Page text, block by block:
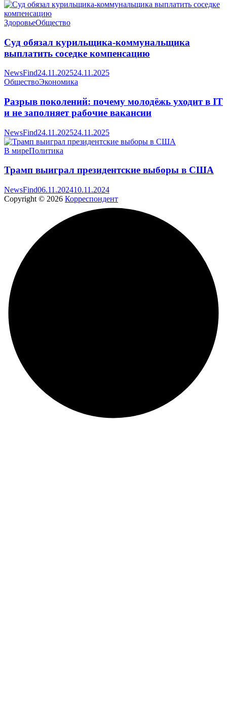
ЗдоровьеОбщество
Суд обязал курильщика-коммунальщика
выплатить соседке компенсацию
NewsFind24.11.202524.11.2025
ОбществоЭкономика
Разрыв поколений: почему молодёжь уходит в IT
и не заполняет рабочие вакансии
NewsFind24.11.202524.11.2025
В миреПолитика
Трамп выиграл президентские выборы в США
NewsFind06.11.202410.11.2024
Copyright © 2026 Корреспондент